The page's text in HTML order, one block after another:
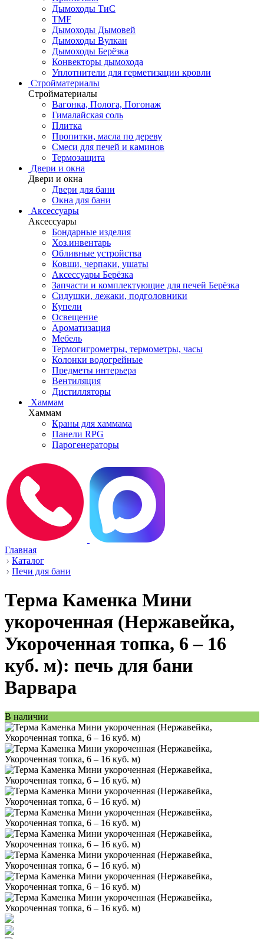
Дымоходы ТиС
TMF
Дымоходы Дымовей
Дымоходы Вулкан
Дымоходы Берёзка
Конвекторы дымохода
Уплотнители для герметизации кровли
Стройматериалы
Стройматериалы
Вагонка, Полога, Погонаж
Гималайская соль
Плитка
Пропитки, масла по дереву
Смеси для печей и каминов
Термозащита
Двери и окна
Двери и окна
Двери для бани
Окна для бани
Аксессуары
Аксессуары
Бондарные изделия
Хоз.инвентарь
Обливные устройства
Ковши, черпаки, ушаты
Аксессуары Берёзка
Запчасти и комплектующие для печей Берёзка
Сидушки, лежаки, подголовники
Купели
Освещение
Ароматизация
Мебель
Термогигрометры, термометры, часы
Колонки водогрейные
Предметы интерьера
Вентиляция
Дистилляторы
Хаммам
Хаммам
Краны для хаммама
Панели RPG
Парогенераторы
Главная
Каталог
Печи для бани
Терма Каменка Мини
укороченная (Нержавейка,
Укороченная топка, 6 – 16
куб. м): печь для бани
Варвара
В наличии